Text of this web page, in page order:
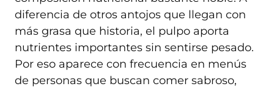
diferencia de otros antojos que llegan con
más grasa que historia, el pulpo aporta
nutrientes importantes sin sentirse pesado.
Por eso aparece con frecuencia en menús
de personas que buscan comer sabroso,